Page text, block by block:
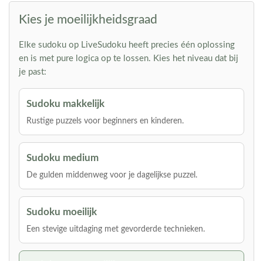
Kies je moeilijkheidsgraad
Elke sudoku op LiveSudoku heeft precies één oplossing
en is met pure logica op te lossen. Kies het niveau dat bij
je past:
Sudoku makkelijk
Rustige puzzels voor beginners en kinderen.
Sudoku medium
De gulden middenweg voor je dagelijkse puzzel.
Sudoku moeilijk
Een stevige uitdaging met gevorderde technieken.